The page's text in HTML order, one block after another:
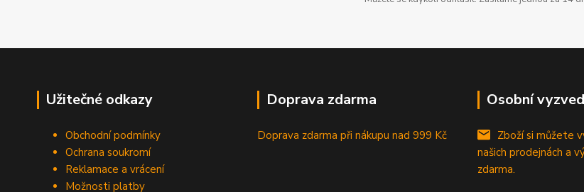
Užitečné odkazy
Obchodní podmínky
Ochrana soukromí
Reklamace a vrácení
Možnosti platby
Doprava zdarma
Doprava zdarma při nákupu nad 999 Kč
Osobní
Zboží si můžete
našich prodejnách a
zdarma.